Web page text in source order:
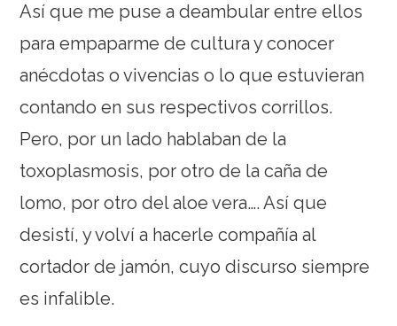
Así que me puse a deambular entre ellos
para empaparme de cultura y conocer
anécdotas o vivencias o lo que estuvieran
contando en sus respectivos corrillos.
Pero, por un lado hablaban de la
toxoplasmosis, por otro de la caña de
lomo, por otro del aloe vera…. Así que
desistí, y volví a hacerle compañía al
cortador de jamón, cuyo discurso siempre
es infalible.